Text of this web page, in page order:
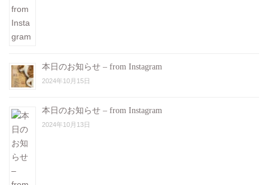
本日のお知らせ – from Instagram
2024年10月15日
本日のお知らせ – from Instagram
2024年10月13日